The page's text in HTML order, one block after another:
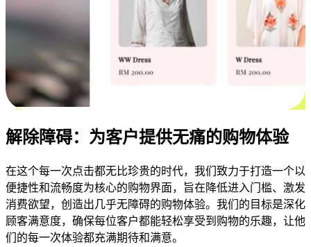
解除障碍：为客户提供无痛的购物体验
在这个每一次点击都无比珍贵的时代，我们致力于打造一个以
便捷性和流畅度为核心的购物界面，旨在降低进入门槛、激发
消费欲望，创造出几乎无障碍的购物体验。我们的目标是深化
顾客满意度，确保每位客户都能轻松享受到购物的乐趣，让他
们的每一次体验都充满期待和满意。